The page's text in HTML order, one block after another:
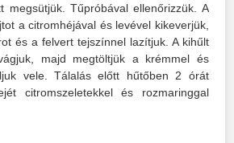
megsütjük. Tűpróbával ellenőrizzük. A
a citromhéjával és levével kikeverjük,
és a felvert tejszínnel lazítjuk. A kihűlt
majd megtöltjük a krémmel és
vele. Tálalás előtt hűtőben 2 órát
citromszeletekkel és rozmaringgal